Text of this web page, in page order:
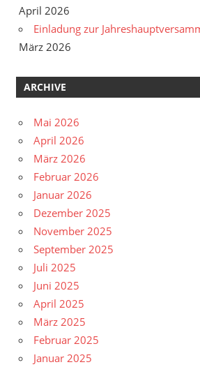
April 2026
Einladung zur
März 2026
ARCHIVE
Mai 2026
April 2026
März 2026
Februar 2026
Januar 2026
Dezember 2025
November 2025
September 2025
Juli 2025
Juni 2025
April 2025
März 2025
Februar 2025
Januar 2025